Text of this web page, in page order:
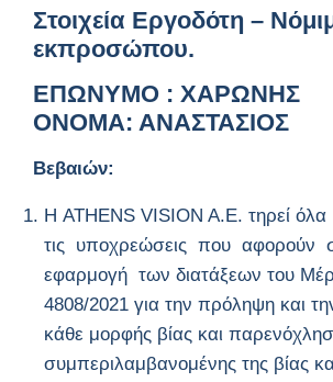
Στοιχεία Εργοδότη –
εκπροσώπου.
ΕΠΩΝΥΜΟ : ΧΑΡΩΝΗΣ
ΟΝΟMΑ: ΑΝΑΣΤΑΣΙΟΣ
Βεβαιών:
Η ATHENS VISION A.E. τηρεί
τις υποχρεώσεις που αφορούν
εφαρμογή των διατάξεων του
4808/2021 για την πρόληψη και
κάθε μορφής βίας και
συμπεριλαμβανομένης της βίας